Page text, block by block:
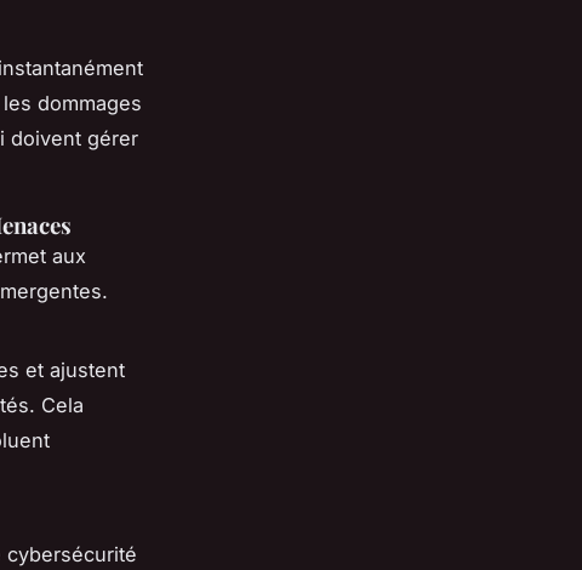
dommages
doivent gérer
aux
et ajustent
Cela
cybersécurité